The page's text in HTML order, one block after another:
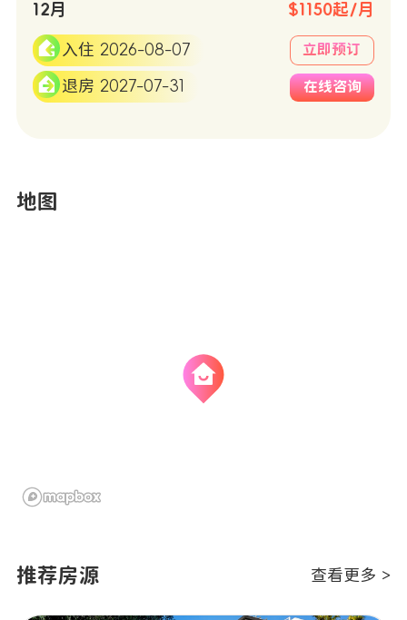
12月 $1150起/月
入住 2026-08-07
退房 2027-07-31
立即预订
在线咨询
地图
推荐房源 查看更多 >